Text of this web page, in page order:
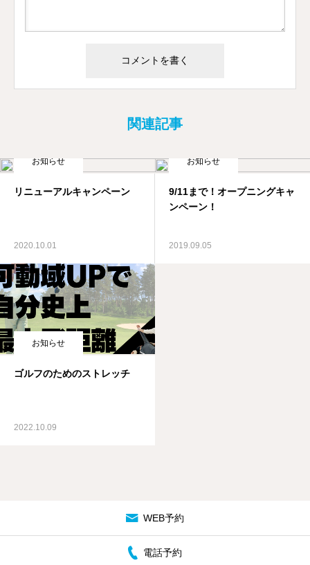
関連記事
お知らせ
リニューアルキャンペーン
2020.10.01
お知らせ
9/11まで！オープニングキャ
ンペーン！
2019.09.05
お知らせ
ゴルフのためのストレッチ
2022.10.09
WEB予約
電話予約